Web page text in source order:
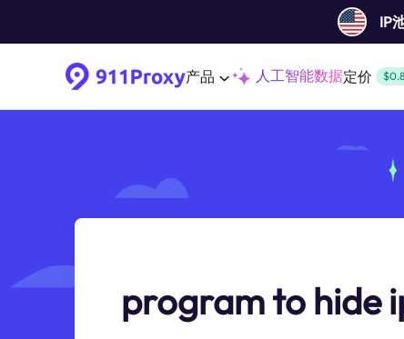
IP
产品 人工智能数据定价
program to hide